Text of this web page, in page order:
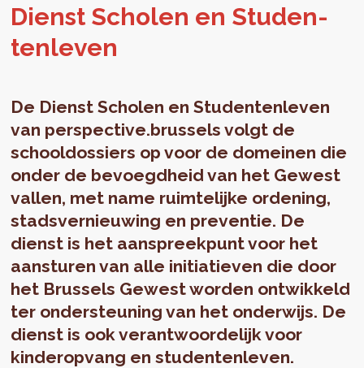
Dienst Scho­len en Stu­den­
ten­le­ven
De Dienst Scholen en Studentenleven
van perspective.brussels volgt de
schooldossiers op voor de domeinen die
onder de bevoegdheid van het Gewest
vallen, met name ruimtelijke ordening,
stadsvernieuwing en preventie. De
dienst is het aanspreekpunt voor het
aansturen van alle initiatieven die door
het Brussels Gewest worden ontwikkeld
ter ondersteuning van het onderwijs. De
dienst is ook verantwoordelijk voor
kinderopvang en studentenleven.